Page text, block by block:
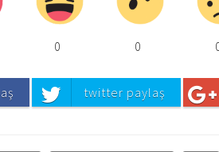
0 0
twitter paylaş